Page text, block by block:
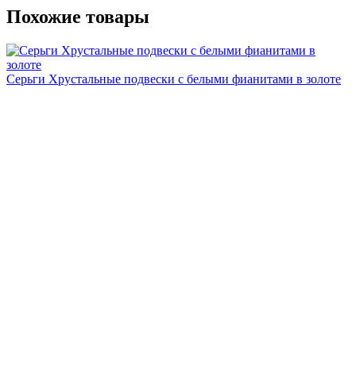
Похожие товары
Серьги Хрустальные подвески с белыми фианитами в золоте